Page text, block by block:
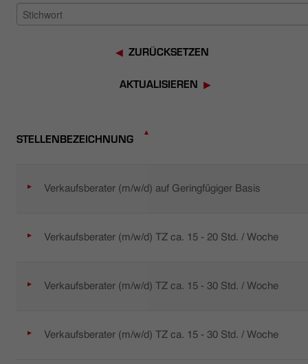
ZURÜCKSETZEN
AKTUALISIEREN
STELLENBEZEICHNUNG
Verkaufsberater (m/w/d) auf Geringfügiger Basis
Verkaufsberater (m/w/d) TZ ca. 15 - 20 Std. / Woche
Verkaufsberater (m/w/d) TZ ca. 15 - 30 Std. / Woche
Verkaufsberater (m/w/d) TZ ca. 15 - 30 Std. / Woche